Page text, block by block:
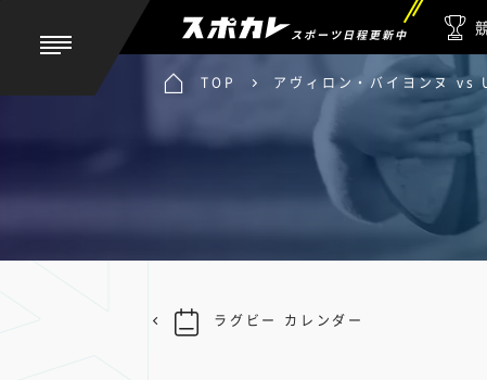
スポーツ日程更新中
TOP アヴィロン・バイヨンヌ vs
ラグビー カレンダー